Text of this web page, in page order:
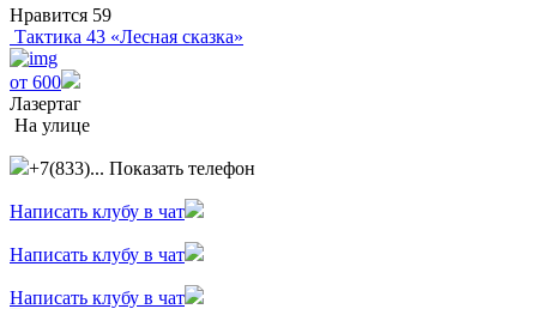
Нравится 59
Тактика 43 «Лесная сказка»
от 600
Лазертаг
На улице
+7(833)... Показать телефон
Написать клубу в чат
Написать клубу в чат
Написать клубу в чат